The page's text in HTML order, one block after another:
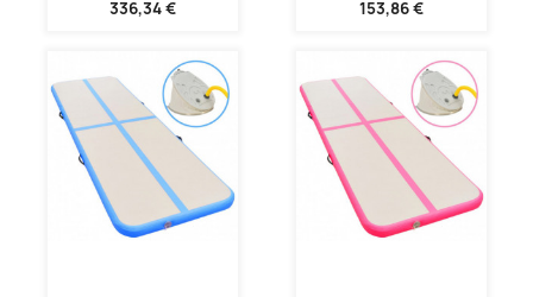
336,34 € 153,86 €